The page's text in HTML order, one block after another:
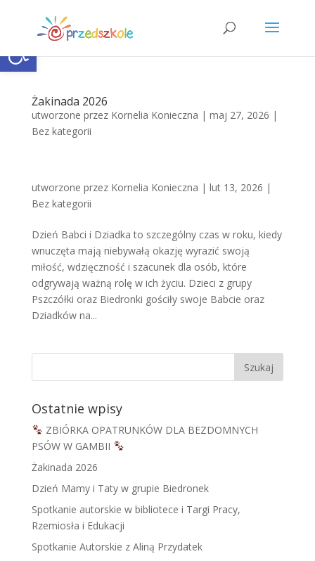
Open toolbar
Żakinada 2026
utworzone przez Kornelia Konieczna | maj 27, 2026 |
Bez kategorii
utworzone przez Kornelia Konieczna | lut 13, 2026 |
Bez kategorii
Dzień Babci i Dziadka to szczególny czas w roku, kiedy
wnuczęta mają niebywałą okazję wyrazić swoją
miłość, wdzięczność i szacunek dla osób, które
odgrywają ważną rolę w ich życiu. Dzieci z grupy
Pszczółki oraz Biedronki gościły swoje Babcie oraz
Dziadków na...
Ostatnie wpisy
ZBIÓRKA OPATRUNKÓW DLA BEZDOMNYCH
PSÓW W GAMBII
Żakinada 2026
Dzień Mamy i Taty w grupie Biedronek
Spotkanie autorskie w bibliotece i Targi Pracy,
Rzemiosła i Edukacji
Spotkanie Autorskie z Aliną Przydatek